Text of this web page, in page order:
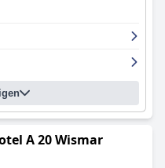
Atmosphäre. Einige
und den Komfort der
komfortable und
Atmosphäre für eine
Parkmöglichkeiten,
bequeme Parken zu
Restaurant & Hotel Wismar
und stilvoll zu speisen,
A 20 Wismar